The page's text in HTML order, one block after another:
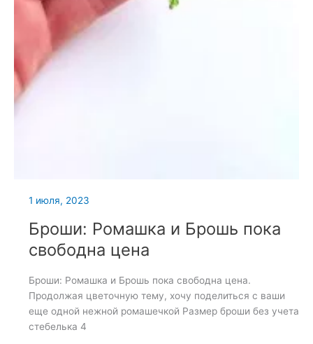
1 июля, 2023
Броши: Ромашка и Брошь пока
свободна цена
Броши: Ромашка и Брошь пока свободна цена.
Продолжая цветочную тему, хочу поделиться с ваши
еще одной нежной ромашечкой Размер броши без учета
стебелька 4